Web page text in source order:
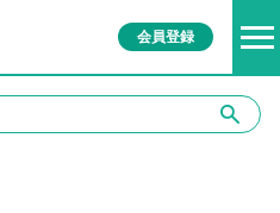
会員登録